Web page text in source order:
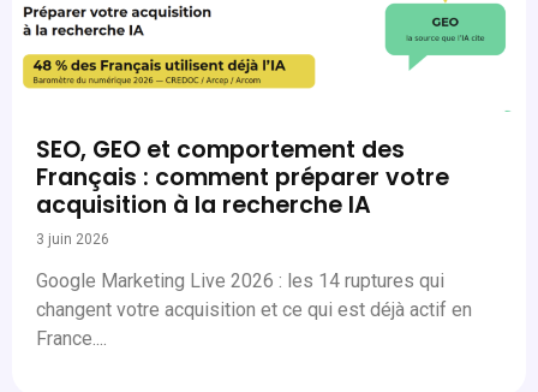
SEO, GEO et comportement des
Français : comment préparer votre
acquisition à la recherche IA
3 juin 2026
Google Marketing Live 2026 : les 14 ruptures qui
changent votre acquisition et ce qui est déjà actif en
France....